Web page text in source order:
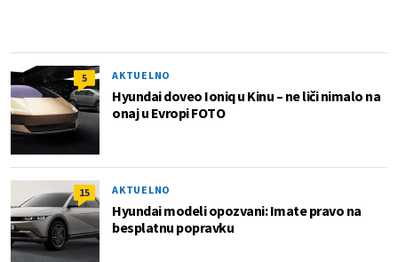
5 AKTUELNO
Hyundai doveo Ioniq u Kinu – ne liči nimalo na
onaj u Evropi FOTO
15 AKTUELNO
Hyundai modeli opozvani: Imate pravo na
besplatnu popravku